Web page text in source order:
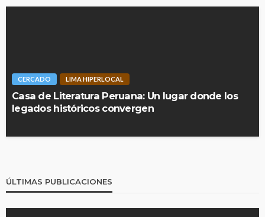
CERCADO LIMA HIPERLOCAL
Casa de Literatura Peruana: Un lugar donde los
legados históricos convergen
ÚLTIMAS PUBLICACIONES